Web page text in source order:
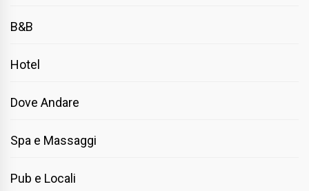
B&B
Hotel
Dove Andare
Spa e Massaggi
Pub e Locali